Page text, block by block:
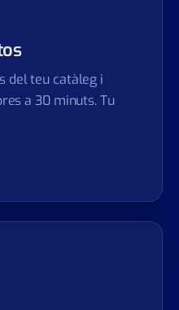
del teu catàleg i
a 30 minuts. Tu